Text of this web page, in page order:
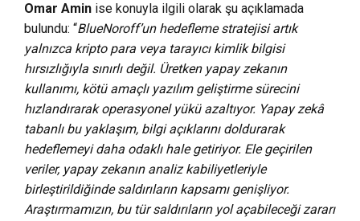
Omar Amin ise konuyla ilgili olarak şu açıklamada
bulundu: “BlueNoroff’un hedefleme stratejisi artık
yalnızca kripto para veya tarayıcı kimlik bilgisi
hırsızlığıyla sınırlı değil. Üretken yapay zekanın
kullanımı, kötü amaçlı yazılım geliştirme sürecini
hızlandırarak operasyonel yükü azaltıyor. Yapay zekâ
tabanlı bu yaklaşım, bilgi açıklarını doldurarak
hedeflemeyi daha odaklı hale getiriyor. Ele geçirilen
veriler, yapay zekanın analiz kabiliyetleriyle
birleştirildiğinde saldırıların kapsamı genişliyor.
Araştırmamızın, bu tür saldırıların yol açabileceği zararı